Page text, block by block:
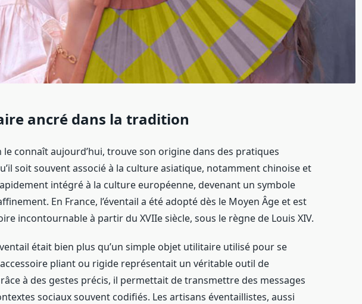
ancré dans la tradition
le connaît aujourd’hui, trouve son origine dans des pratiques
soit souvent associé à la culture asiatique, notamment chinoise et
intégré à la culture européenne, devenant un symbole
En France, l’éventail a été adopté dès le Moyen Âge et est
incontournable à partir du XVIIe siècle, sous le règne de Louis XIV.
était bien plus qu’un simple objet utilitaire utilisé pour se
pliant ou rigide représentait un véritable outil de
à des gestes précis, il permettait de transmettre des messages
sociaux souvent codifiés. Les artisans éventaillistes, aussi